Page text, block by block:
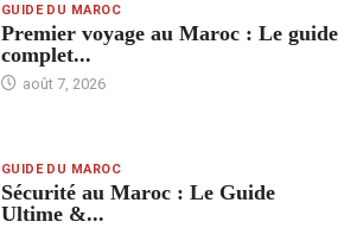
GUIDE DU MAROC
Premier voyage au Maroc : Le guide
complet...
août 7, 2026
GUIDE DU MAROC
Sécurité au Maroc : Le Guide
Ultime &...